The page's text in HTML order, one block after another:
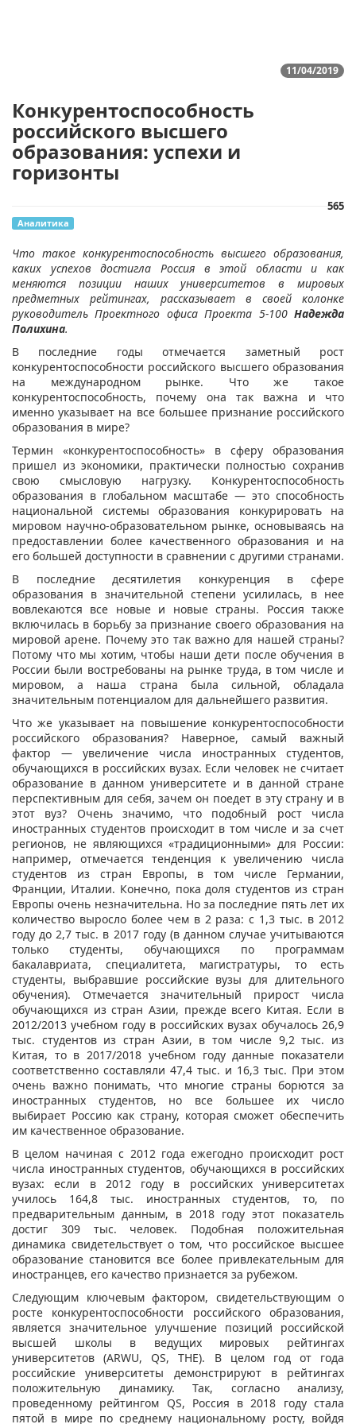
11/04/2019
Конкурентоспособность
российского высшего
образования: успехи и
горизонты
565
Аналитика
Что такое конкурентоспособность высшего образования,
каких успехов достигла Россия в этой области и как
меняются позиции наших университетов в мировых
предметных рейтингах, рассказывает в своей колонке
руководитель Проектного офиса Проекта 5-100 Надежда
Полихина.
В последние годы отмечается заметный рост
конкурентоспособности российского высшего образования
на международном рынке. Что же такое
конкурентоспособность, почему она так важна и что
именно указывает на все большее признание российского
образования в мире?
Термин «конкурентоспособность» в сферу образования
пришел из экономики, практически полностью сохранив
свою смысловую нагрузку. Конкурентоспособность
образования в глобальном масштабе — это способность
национальной системы образования конкурировать на
мировом научно-образовательном рынке, основываясь на
предоставлении более качественного образования и на
его большей доступности в сравнении с другими странами.
В последние десятилетия конкуренция в сфере
образования в значительной степени усилилась, в нее
вовлекаются все новые и новые страны. Россия также
включилась в борьбу за признание своего образования на
мировой арене. Почему это так важно для нашей страны?
Потому что мы хотим, чтобы наши дети после обучения в
России были востребованы на рынке труда, в том числе и
мировом, а наша страна была сильной, обладала
значительным потенциалом для дальнейшего развития.
Что же указывает на повышение конкурентоспособности
российского образования? Наверное, самый важный
фактор — увеличение числа иностранных студентов,
обучающихся в российских вузах. Если человек не считает
образование в данном университете и в данной стране
перспективным для себя, зачем он поедет в эту страну и в
этот вуз? Очень значимо, что подобный рост числа
иностранных студентов происходит в том числе и за счет
регионов, не являющихся «традиционными» для России:
например, отмечается тенденция к увеличению числа
студентов из стран Европы, в том числе Германии,
Франции, Италии. Конечно, пока доля студентов из стран
Европы очень незначительна. Но за последние пять лет их
количество выросло более чем в 2 раза: с 1,3 тыс. в 2012
году до 2,7 тыс. в 2017 году (в данном случае учитываются
только студенты, обучающихся по программам
бакалавриата, специалитета, магистратуры, то есть
студенты, выбравшие российские вузы для длительного
обучения). Отмечается значительный прирост числа
обучающихся из стран Азии, прежде всего Китая. Если в
2012/2013 учебном году в российских вузах обучалось 26,9
тыс. студентов из стран Азии, в том числе 9,2 тыс. из
Китая, то в 2017/2018 учебном году данные показатели
соответственно составляли 47,4 тыс. и 16,3 тыс. При этом
очень важно понимать, что многие страны борются за
иностранных студентов, но все большее их число
выбирает Россию как страну, которая сможет обеспечить
им качественное образование.
В целом начиная с 2012 года ежегодно происходит рост
числа иностранных студентов, обучающихся в российских
вузах: если в 2012 году в российских университетах
училось 164,8 тыс. иностранных студентов, то, по
предварительным данным, в 2018 году этот показатель
достиг 309 тыс. человек. Подобная положительная
динамика свидетельствует о том, что российское высшее
образование становится все более привлекательным для
иностранцев, его качество признается за рубежом.
Следующим ключевым фактором, свидетельствующим о
росте конкурентоспособности российского образования,
является значительное улучшение позиций российской
высшей школы в ведущих мировых рейтингах
университетов (ARWU, QS, THE). В целом год от года
российские университеты демонстрируют в рейтингах
положительную динамику. Так, согласно анализу,
проведенному рейтингом QS, Россия в 2018 году стала
пятой в мире по среднему национальному росту, войдя